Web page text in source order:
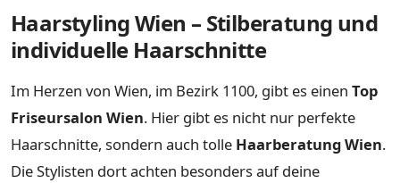
Haarstyling Wien – Stilberatung und
individuelle Haarschnitte
Im Herzen von Wien, im Bezirk 1100, gibt es einen Top
Friseursalon Wien. Hier gibt es nicht nur perfekte
Haarschnitte, sondern auch tolle Haarberatung Wien.
Die Stylisten dort achten besonders auf deine